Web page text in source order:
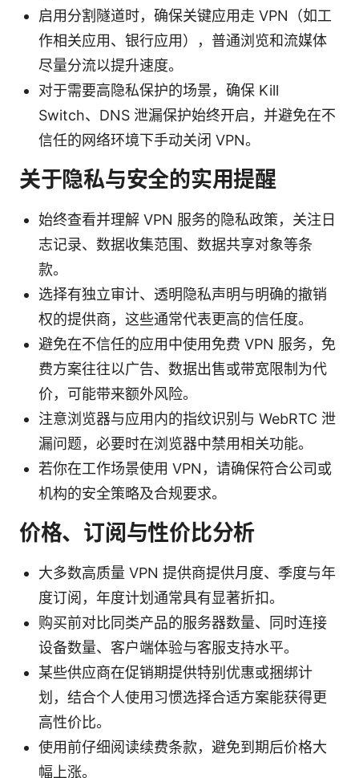
启用分割隧道时，确保关键应用走 VPN（如工
作相关应用、银行应用），普通浏览和流媒体
尽量分流以提升速度。
对于需要高隐私保护的场景，确保 Kill
Switch、DNS 泄漏保护始终开启，并避免在不
信任的网络环境下手动关闭 VPN。
关于隐私与安全的实用提醒
始终查看并理解 VPN 服务的隐私政策，关注日
志记录、数据收集范围、数据共享对象等条
款。
选择有独立审计、透明隐私声明与明确的撤销
权的提供商，这些通常代表更高的信任度。
避免在不信任的应用中使用免费 VPN 服务，免
费方案往往以广告、数据出售或带宽限制为代
价，可能带来额外风险。
注意浏览器与应用内的指纹识别与 WebRTC 泄
漏问题，必要时在浏览器中禁用相关功能。
若你在工作场景使用 VPN，请确保符合公司或
机构的安全策略及合规要求。
价格、订阅与性价比分析
大多数高质量 VPN 提供商提供月度、季度与年
度订阅，年度计划通常具有显著折扣。
购买前对比同类产品的服务器数量、同时连接
设备数量、客户端体验与客服支持水平。
某些供应商在促销期提供特别优惠或捆绑计
划，结合个人使用习惯选择合适方案能获得更
高性价比。
使用前仔细阅读续费条款，避免到期后价格大
幅上涨。